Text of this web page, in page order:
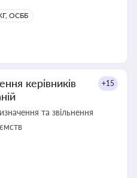
ОСББ
керівників
+15
та звільнення